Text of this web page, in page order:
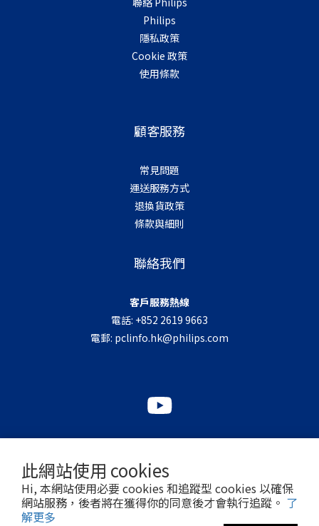
此網站使用 cookies
Hi, 本網站使用必要 cookies 和追蹤型 cookies 以確保
網站服務，後者將在獲得你的同意後才會執行追蹤。 了
解更多
Philips
隱私政策
Cookie 政策
使用條款
顧客服務
常見問題
運送服務方式
退換貨政策
條款與細則
聯絡我們
客戶服務熱線
電話: +852 2619 9663
電郵: pclinfo.hk@philips.com